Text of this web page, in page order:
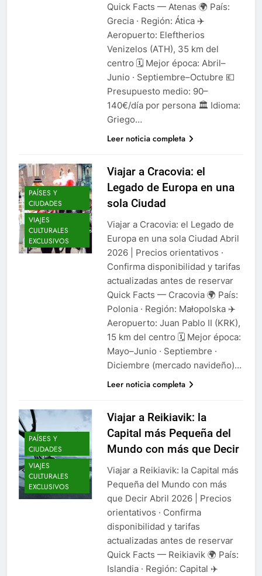
Quick Facts — Atenas 🌍 País:
Grecia · Región: Ática ✈️
Aeropuerto: Eleftherios
Venizelos (ATH), 35 km del
centro 🗓️ Mejor época: Abril–
Junio · Septiembre–Octubre 💶
Presupuesto medio: 90–
140€/día por persona 🏛️ Idioma:
Griego…
Leer noticia completa
PAÍSES Y
CIUDADES
VIAJES
CULTURALES
EXCLUSIVOS
Viajar a Cracovia: el
Legado de Europa en una
sola Ciudad
Viajar a Cracovia: el Legado de
Europa en una sola Ciudad Abril
2026 | Precios orientativos ·
Confirma disponibilidad y tarifas
actualizadas antes de reservar
Quick Facts — Cracovia 🌍 País:
Polonia · Región: Małopolska ✈️
Aeropuerto: Juan Pablo II (KRK),
15 km del centro 🗓️ Mejor época:
Mayo–Junio · Septiembre ·
Diciembre (mercado navideño)…
Leer noticia completa
PAÍSES Y
CIUDADES
VIAJES
CULTURALES
EXCLUSIVOS
Viajar a Reikiavik: la
Capital más Pequeña del
Mundo con más que Decir
Viajar a Reikiavik: la Capital más
Pequeña del Mundo con más
que Decir Abril 2026 | Precios
orientativos · Confirma
disponibilidad y tarifas
actualizadas antes de reservar
Quick Facts — Reikiavik 🌍 País:
Islandia · Región: Capital ✈️